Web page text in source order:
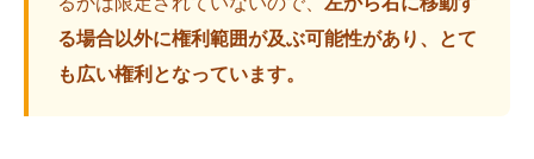
る場合以外に権利範囲が及ぶ可能性があり、とて
も広い権利となっています。